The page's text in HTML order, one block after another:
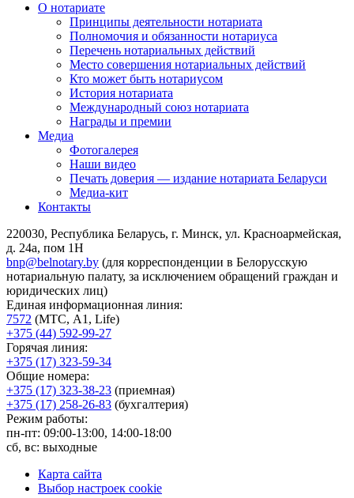
О нотариате
Принципы деятельности нотариата
Полномочия и обязанности нотариуса
Перечень нотариальных действий
Место совершения нотариальных действий
Кто может быть нотариусом
История нотариата
Международный союз нотариата
Награды и премии
Медиа
Фотогалерея
Наши видео
Печать доверия — издание нотариата Беларуси
Медиа-кит
Контакты
220030, Республика Беларусь, г. Минск, ул. Красноармейская,
д. 24а, пом 1Н
bnp@belnotary.by (для корреспонденции в Белорусскую
нотариальную палату, за исключением обращений граждан и
юридических лиц)
Единая информационная линия:
7572 (МТС, A1, Life)
+375 (44) 592-99-27
Горячая линия:
+375 (17) 323-59-34
Общие номера:
+375 (17) 323-38-23 (приемная)
+375 (17) 258-26-83 (бухгалтерия)
Режим работы:
пн-пт: 09:00-13:00, 14:00-18:00
сб, вс: выходные
Карта сайта
Выбор настроек cookie